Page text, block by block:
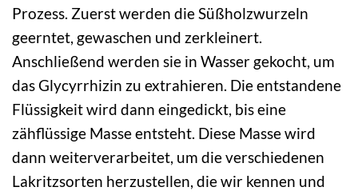
Prozess. Zuerst werden die Süßholzwurzeln
geerntet, gewaschen und zerkleinert.
Anschließend werden sie in Wasser gekocht, um
das Glycyrrhizin zu extrahieren. Die entstandene
Flüssigkeit wird dann eingedickt, bis eine
zähflüssige Masse entsteht. Diese Masse wird
dann weiterverarbeitet, um die verschiedenen
Lakritzsorten herzustellen, die wir kennen und